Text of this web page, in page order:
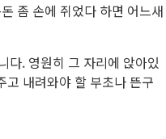
좀 손에 쥐었다 하면 어느새
다. 영원히 그 자리에 앉아있
고 내려와야 할 부초나 뜬구